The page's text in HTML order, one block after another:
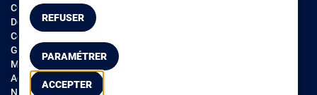
REFUSER
PARAMÉTRER
ACCEPTER
CGV /CGU Marketplace
Données personnelles
Cookies
Gérer mes cookies
Mentions légales
Accessibilité : non conforme
Notice d'accessibilité